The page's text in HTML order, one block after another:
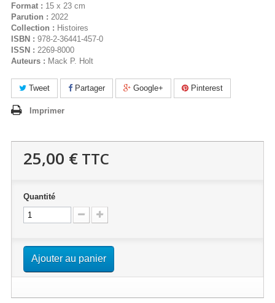
Format : 15 x 23 cm
Parution : 2022
Collection : Histoires
ISBN : 978-2-36441-457-0
ISSN : 2269-8000
Auteurs : Mack P. Holt
Tweet Partager Google+ Pinterest
Imprimer
25,00 € TTC
Quantité
Ajouter au panier